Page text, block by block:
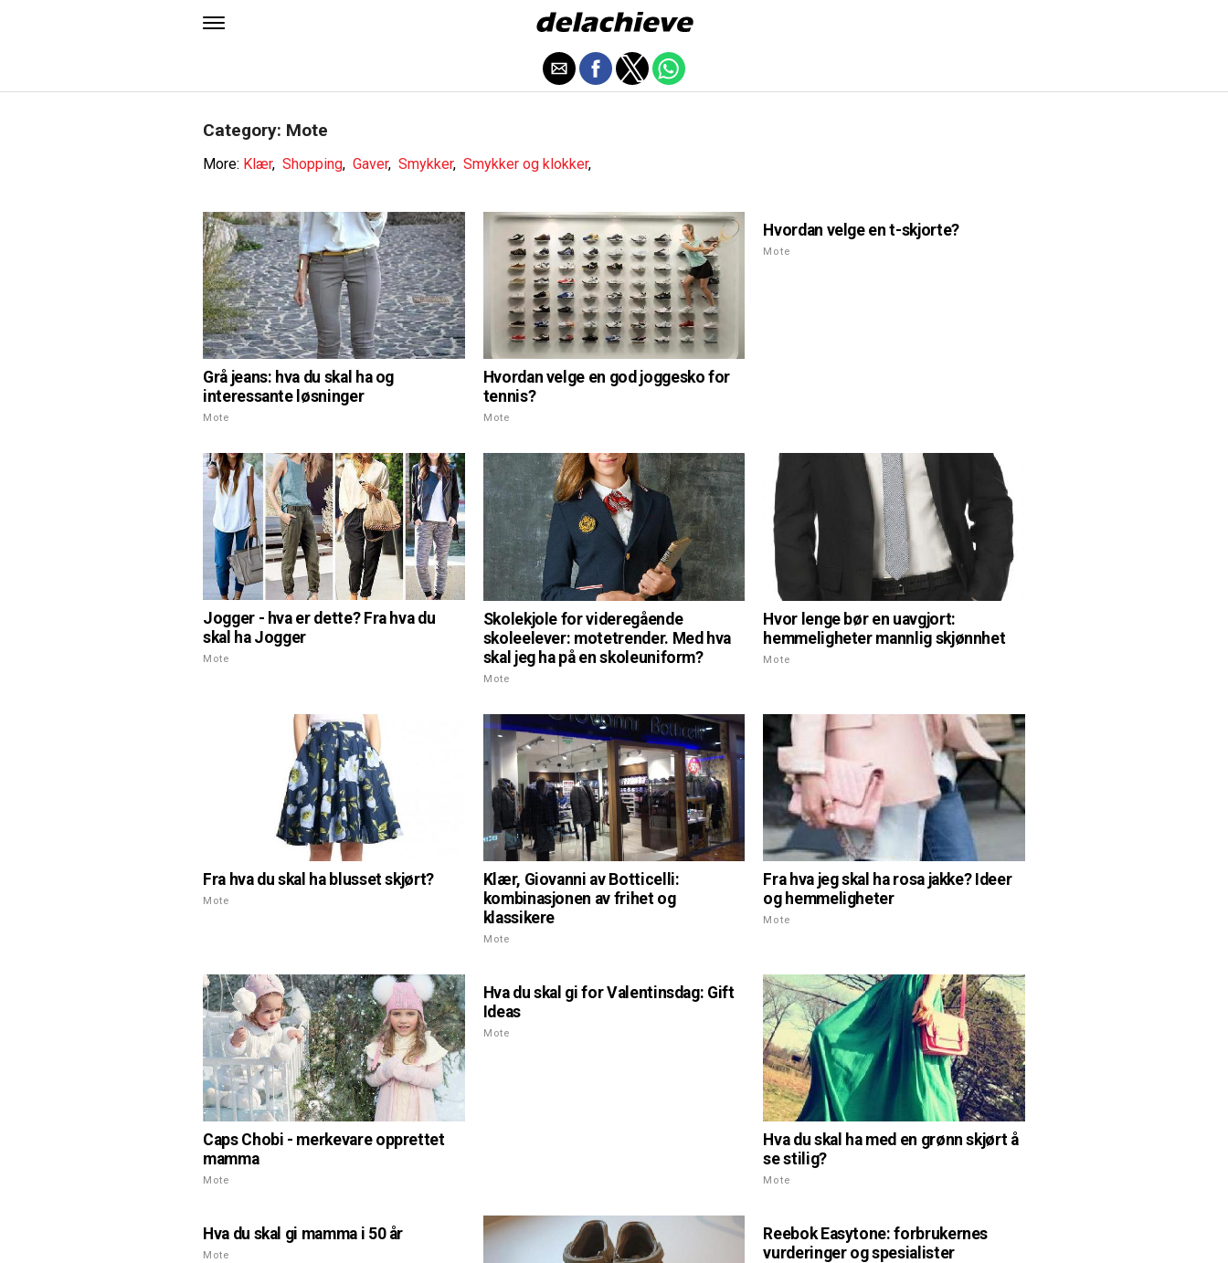
Category: Mote
More: Klær, Shopping, Gaver, Smykker, Smykker og klokker,
Grå jeans: hva du skal ha og
interessante løsninger
Mote
Hvordan velge en god joggesko for
tennis?
Mote
Hvordan velge en t-skjorte?
Mote
Jogger - hva er dette? Fra hva du
skal ha Jogger
Mote
Skolekjole for videregående
skoleelever: motetrender. Med hva
skal jeg ha på en skoleuniform?
Mote
Hvor lenge bør en uavgjort:
hemmeligheter mannlig skjønnhet
Mote
Fra hva du skal ha blusset skjørt?
Mote
Klær, Giovanni av Botticelli:
kombinasjonen av frihet og
klassikere
Mote
Fra hva jeg skal ha rosa jakke? Ideer
og hemmeligheter
Mote
Caps Chobi - merkevare opprettet
mamma
Mote
Hva du skal gi for Valentinsdag: Gift
Ideas
Mote
Hva du skal ha med en grønn skjørt å
se stilig?
Mote
Hva du skal gi mamma i 50 år
Mote
Reebok Easytone: forbrukernes
vurderinger og spesialister